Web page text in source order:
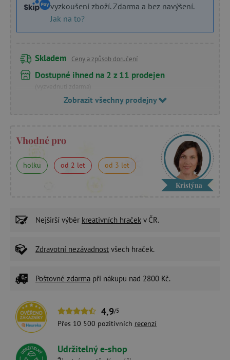
vyzkoušení zboží. Zdarma a bez navýšení.
Jak na to?
Skladem Ceny a způsob doručení
Dostupné ihned na 2 z 11 prodejen
(vyzvednutí zdarma)
Zobrazit všechny prodejny
Vhodné pro
holku od 2 let od 3 let
Kristýna
Nejširší výběr kreativních hraček v ČR.
Zdravotní nezávadnost všech hraček.
Poštovné zdarma při nákupu nad 2800 Kč.
4,9/5
Přes 10 500 pozitivních recenzí
Udržitelný e-shop